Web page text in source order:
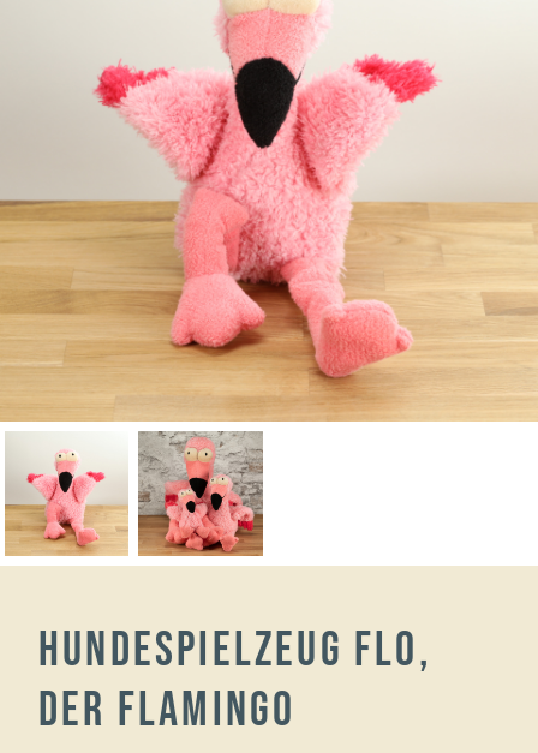
Hundespielzeug Flo,
der Flamingo